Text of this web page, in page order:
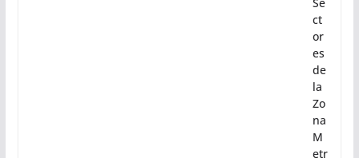
ct
or
es
de
la
Zo
na
M
etr